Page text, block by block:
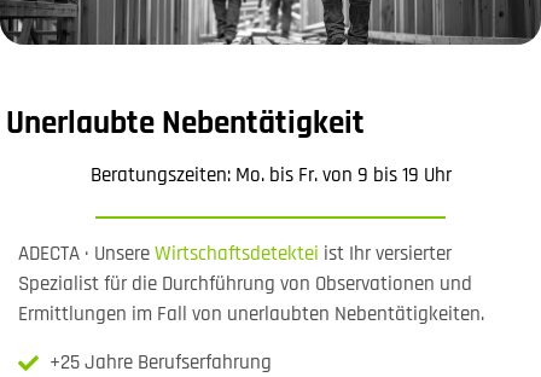
Unerlaubte Nebentätigkeit
Beratungszeiten: Mo. bis Fr. von 9 bis 19 Uhr
ADECTA · UnsereWirtschaftsdetektei ist Ihr versierter
Spezialist für die Durchführung von Observationen und
Ermittlungen im Fall von unerlaubten Nebentätigkeiten.
+25 Jahre Berufserfahrung